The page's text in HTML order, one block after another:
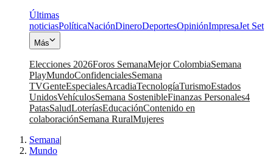
Últimas
noticiasPolíticaNaciónDineroDeportesOpiniónImpresaJet Set
Más
Elecciones 2026Foros SemanaMejor ColombiaSemana
PlayMundoConfidencialesSemana
TVGenteEspecialesArcadiaTecnologíaTurismoEstados
UnidosVehículosSemana SostenibleFinanzas Personales4
PatasSaludLoteríasEducaciónContenido en
colaboraciónSemana RuralMujeres
Semana|
Mundo